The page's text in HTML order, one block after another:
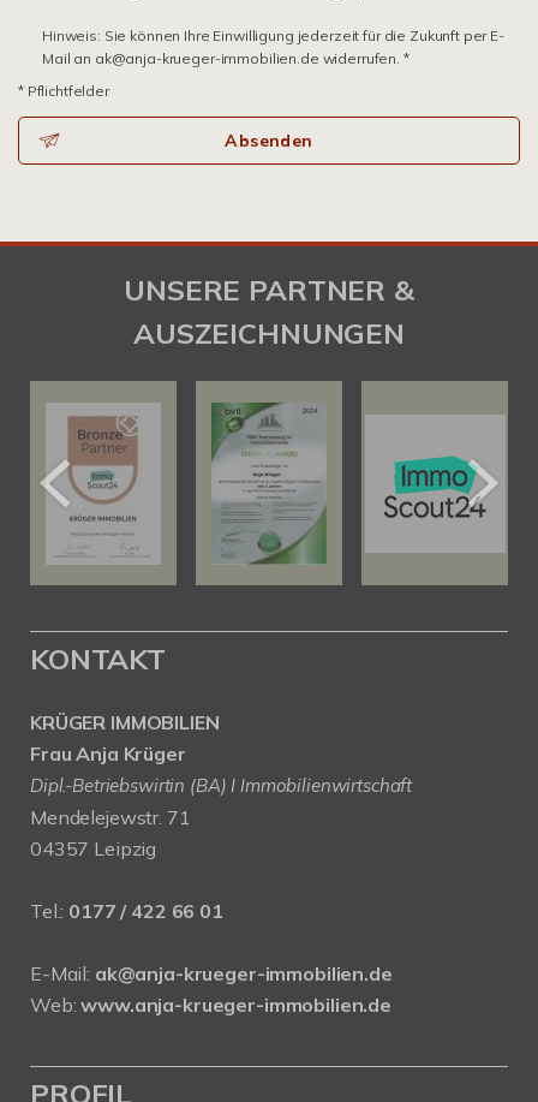
Hinweis: Sie können Ihre Einwilligung jederzeit für die Zukunft per E-
Mail an ak@anja-krueger-immobilien.de widerrufen. *
* Pflichtfelder
Absenden
UNSERE PARTNER &
AUSZEICHNUNGEN
KONTAKT
KRÜGER IMMOBILIEN
Frau Anja Krüger
Dipl.-Betriebswirtin (BA) I Immobilienwirtschaft
Mendelejewstr. 71
04357 Leipzig
Tel.: 0177 / 422 66 01
E-Mail: ak@anja-krueger-immobilien.de
Web:www.anja-krueger-immobilien.de
PROFIL